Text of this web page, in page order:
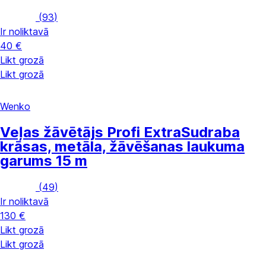
(93)
Ir noliktavā
40 €
Likt grozā
Likt grozā
Wenko
Veļas žāvētājs Profi ExtraSudraba
krāsas, metāla, žāvēšanas laukuma
garums 15 m
(49)
Ir noliktavā
130 €
Likt grozā
Likt grozā